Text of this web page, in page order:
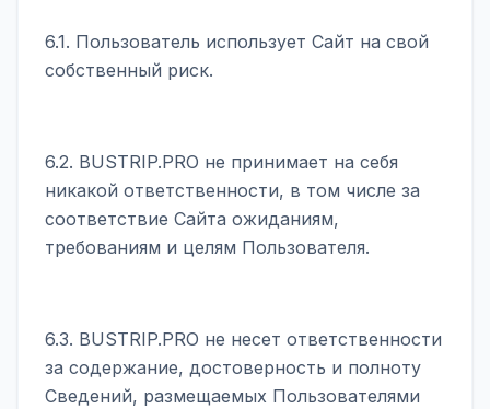
6.1. Пользователь использует Сайт на свой
собственный риск.
6.2. BUSTRIP.PRO не принимает на себя
никакой ответственности, в том числе за
соответствие Сайта ожиданиям,
требованиям и целям Пользователя.
6.3. BUSTRIP.PRO не несет ответственности
за содержание, достоверность и полноту
Сведений, размещаемых Пользователями